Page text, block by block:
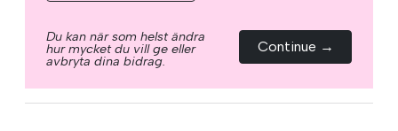
Du kan när som helst ändra
hur mycket du vill ge eller
avbryta dina bidrag.
Continue →